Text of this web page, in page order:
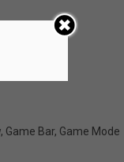
Game Bar, Game Mode